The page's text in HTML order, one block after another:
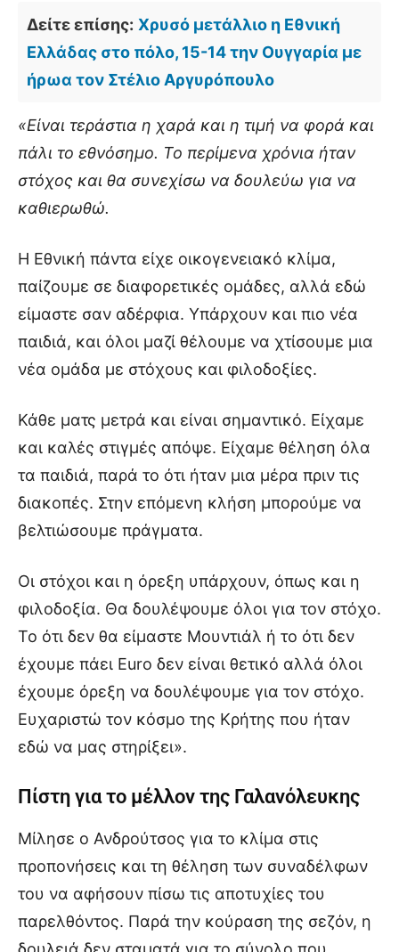
Δείτε επίσης: Χρυσό μετάλλιο η Εθνική
Ελλάδας στο πόλο, 15-14 την Ουγγαρία με
ήρωα τον Στέλιο Αργυρόπουλο
«Είναι τεράστια η χαρά και η τιμή να φορά και
πάλι το εθνόσημο. Το περίμενα χρόνια ήταν
στόχος και θα συνεχίσω να δουλεύω για να
καθιερωθώ.
Η Εθνική πάντα είχε οικογενειακό κλίμα,
παίζουμε σε διαφορετικές ομάδες, αλλά εδώ
είμαστε σαν αδέρφια. Υπάρχουν και πιο νέα
παιδιά, και όλοι μαζί θέλουμε να χτίσουμε μια
νέα ομάδα με στόχους και φιλοδοξίες.
Κάθε ματς μετρά και είναι σημαντικό. Είχαμε
και καλές στιγμές απόψε. Είχαμε θέληση όλα
τα παιδιά, παρά το ότι ήταν μια μέρα πριν τις
διακοπές. Στην επόμενη κλήση μπορούμε να
βελτιώσουμε πράγματα.
Οι στόχοι και η όρεξη υπάρχουν, όπως και η
φιλοδοξία. Θα δουλέψουμε όλοι για τον στόχο.
Το ότι δεν θα είμαστε Μουντιάλ ή το ότι δεν
έχουμε πάει Euro δεν είναι θετικό αλλά όλοι
έχουμε όρεξη να δουλέψουμε για τον στόχο.
Ευχαριστώ τον κόσμο της Κρήτης που ήταν
εδώ να μας στηρίξει».
Πίστη για το μέλλον της Γαλανόλευκης
Μίλησε ο Ανδρούτσος για το κλίμα στις
προπονήσεις και τη θέληση των συναδέλφων
του να αφήσουν πίσω τις αποτυχίες του
παρελθόντος. Παρά την κούραση της σεζόν, η